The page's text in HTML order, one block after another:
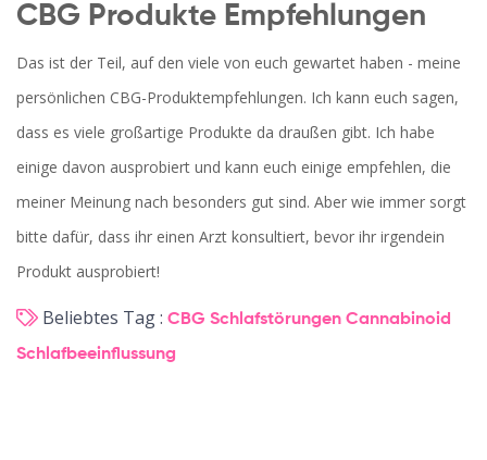
CBG Produkte Empfehlungen
Das ist der Teil, auf den viele von euch gewartet haben - meine
persönlichen CBG-Produktempfehlungen. Ich kann euch sagen,
dass es viele großartige Produkte da draußen gibt. Ich habe
einige davon ausprobiert und kann euch einige empfehlen, die
meiner Meinung nach besonders gut sind. Aber wie immer sorgt
bitte dafür, dass ihr einen Arzt konsultiert, bevor ihr irgendein
Produkt ausprobiert!
Beliebtes Tag : CBG Schlafstörungen Cannabinoid
Schlafbeeinflussung